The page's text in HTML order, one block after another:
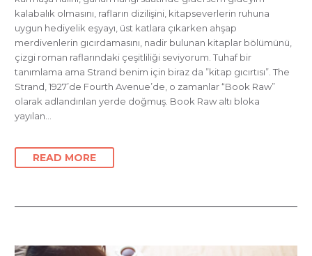
kalabalık olmasını, rafların dizilişini, kitapseverlerin ruhuna
uygun hediyelik eşyayı, üst katlara çıkarken ahşap
merdivenlerin gıcırdamasını, nadir bulunan kitaplar bölümünü,
çizgi roman raflarındaki çeşitliliği seviyorum. Tuhaf bir
tanımlama ama Strand benim için biraz da ”kitap gıcırtısı”. The
Strand, 1927’de Fourth Avenue’de, o zamanlar “Book Raw”
olarak adlandırılan yerde doğmuş. Book Raw altı bloka
yayılan…
READ MORE